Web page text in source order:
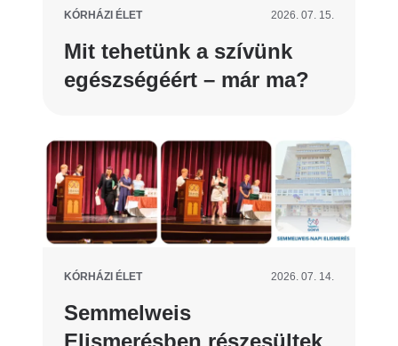
KÓRHÁZI ÉLET 2026. 07. 15.
Mit tehetünk a szívünk
egészségéért – már ma?
KÓRHÁZI ÉLET 2026. 07. 14.
Semmelweis